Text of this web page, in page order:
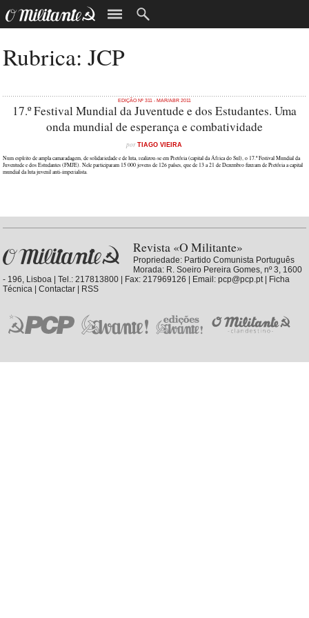
Rubrica: JCP
EDIÇÃO Nº 311 - MAR/ABR 2011
17.º Festival Mundial da Juventude e dos Estudantes. Uma
onda mundial de esperança e combatividade
porTIAGO VIEIRA
Num espírito de ampla camaradagem, de solidariedade e de luta, realizou-se em Pretória (capital da África do Sul), o 17.º Festival Mundial da
Juventude e dos Estudantes (FMJE). Nele participaram 15 000 jovens de 126 países, que de 13 a 21 de Dezembro fizeram de Pretória a capital
mundial da luta juvenil anti-imperialista.
Revista «O Militante»
Propriedade: Partido Comunista Português
Morada: R. Soeiro Pereira Gomes, nº 3, 1600
- 196, Lisboa | Tel.: 217813800 | Fax: 217969126 | Email: pcp@pcp.pt |
Ficha
Técnica |Contactar RSS